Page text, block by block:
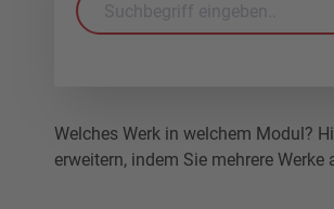
Welches Werk in welchem Modul?
erweitern, indem Sie mehrere Werke